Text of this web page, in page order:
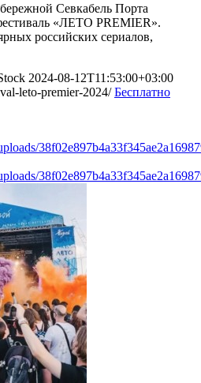
Севкабель Порта
«ЛЕТО PREMIER».
российских сериалов,
2024-08-12T11:53:00+03:00
leto-premier-2024/ Бесплатно